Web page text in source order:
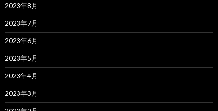
2023年8月
2023年7月
2023年6月
2023年5月
2023年4月
2023年3月